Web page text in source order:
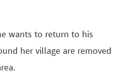
wants to return to his
her village are removed